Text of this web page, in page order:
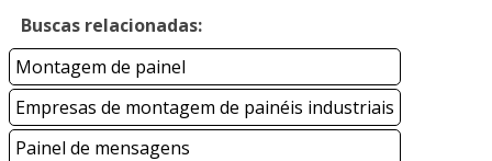
Buscas relacionadas:
Montagem de painel
Empresas de montagem de painéis industriais
Painel de mensagens